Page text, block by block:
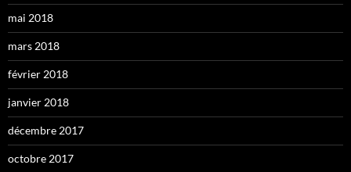
mai 2018
mars 2018
février 2018
janvier 2018
décembre 2017
octobre 2017